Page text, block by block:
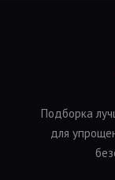
Подборка
для